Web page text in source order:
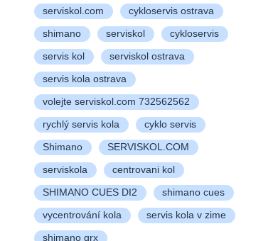
serviskol.com cykloservis ostrava
shimano serviskol cykloservis
servis kol serviskol ostrava
servis kola ostrava
volejte serviskol.com 732562562
rychlý servis kola cyklo servis
Shimano SERVISKOL.COM
serviskola centrovani kol
SHIMANO CUES DI2 shimano cues
vycentrování kola servis kola v zime
shimano grx